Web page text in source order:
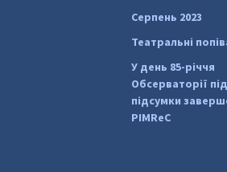
Серпень 2023
Театральні
У день 85-річчя
Обсерваторії
підсумки
PIMReC